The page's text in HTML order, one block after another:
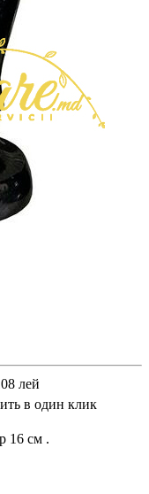
лей
в один клик
16 см .